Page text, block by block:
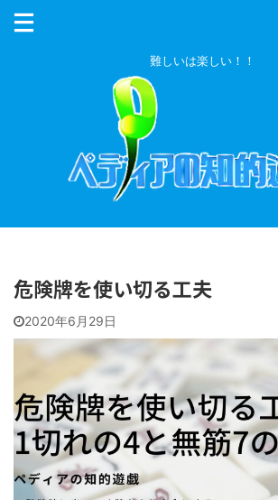
難しいは楽しい！！
危険牌を使い切る工夫
2020年6月29日